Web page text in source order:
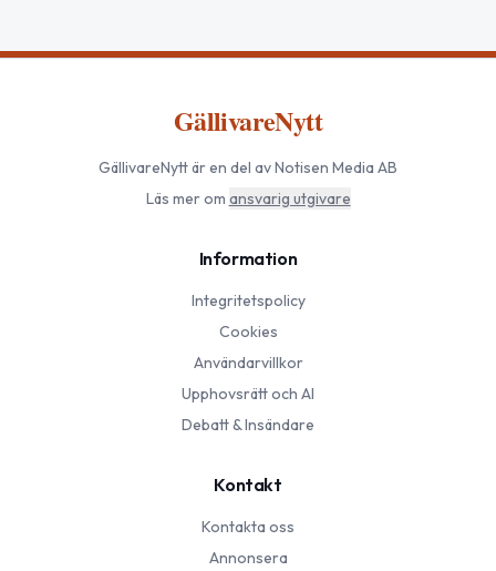
GällivareNytt
GällivareNyttär en del av Notisen Media AB
Läs mer om ansvarig utgivare
Information
Integritetspolicy
Cookies
Användarvillkor
Upphovsrätt och AI
Debatt & Insändare
Kontakt
Kontakta oss
Annonsera